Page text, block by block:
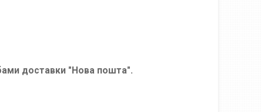
доставки "Нова пошта".